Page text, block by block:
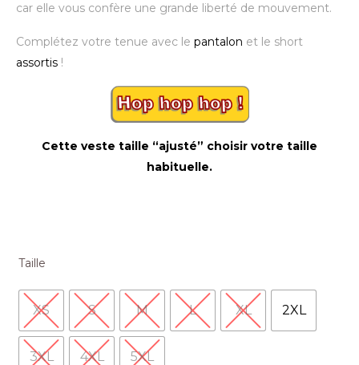
car elle vous confère une grande liberté de mouvement.
Complétez votre tenue avec le pantalon et le short
assortis !
Cette veste taille “ajusté” choisir votre taille
habituelle.
Taille
XS S M L XL 2XL
3XL 4XL 5XL